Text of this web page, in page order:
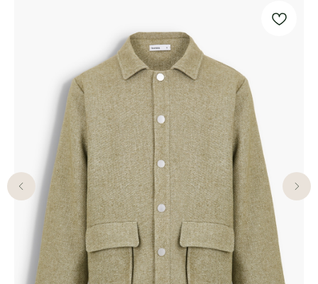
Каталог
Уход за одеждой
Базовая мужская одежда
для любого случая
О бренде
Стилистам
Покупателям
Документы